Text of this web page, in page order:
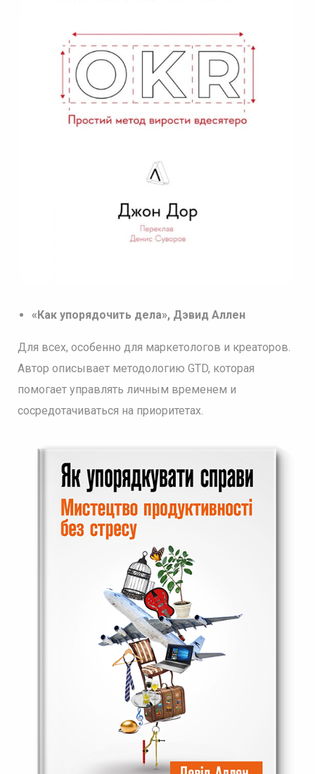
«Как упорядочить дела», Дэвид Аллен
Для всех, особенно для маркетологов и креаторов.
Автор описывает методологию GTD, которая
помогает управлять личным временем и
сосредотачиваться на приоритетах.